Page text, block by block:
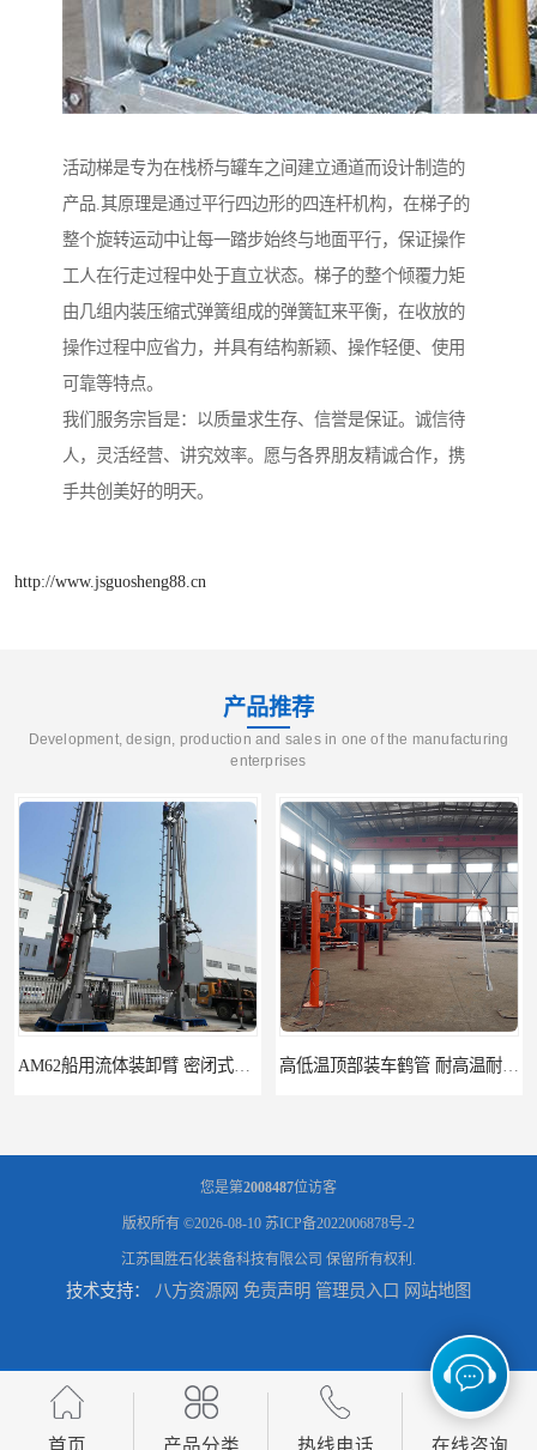
活动梯是专为在栈桥与罐车之间建立通道而设计制造的
产品.其原理是通过平行四边形的四连杆机构，在梯子的
整个旋转运动中让每一踏步始终与地面平行，保证操作
工人在行走过程中处于直立状态。梯子的整个倾覆力矩
由几组内装压缩式弹簧组成的弹簧缸来平衡，在收放的
操作过程中应省力，并具有结构新颖、操作轻便、使用
可靠等特点。
我们服务宗旨是：以质量求生存、信誉是保证。诚信待
人，灵活经营、讲究效率。愿与各界朋友精诚合作，携
手共创美好的明天。
http://www.jsguosheng88.cn
产品推荐
Development, design, production and sales in one of the manufacturing
enterprises
鹤管_鹤管销售_鹤管供应商
鹤管活动梯_鹤管活动梯销售_鹤管活动梯供应商 输油臂_输油臂批发_输油臂厂家
您是第2008487位访客
版权所有 ©2026-08-10 苏ICP备2022006878号-2
江苏国胜石化装备科技有限公司 保留所有权利.
技术支持： 八方资源网 免责声明 管理员入口 网站地图
首页 产品分类 热线电话 在线咨询